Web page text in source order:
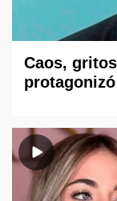
Caos,